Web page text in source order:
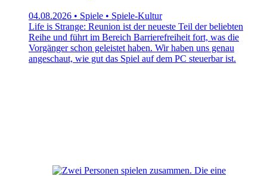
04.08.2026 • Spiele • Spiele-Kultur
Life is Strange: Reunion ist der neueste Teil der beliebten
Reihe und führt im Bereich Barrierefreiheit fort, was die
Vorgänger schon geleistet haben. Wir haben uns genau
angeschaut, wie gut das Spiel auf dem PC steuerbar ist.